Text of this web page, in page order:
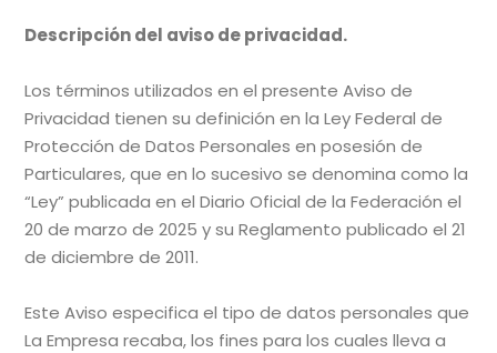
Descripción del aviso de privacidad.
Los términos utilizados en el presente Aviso de
Privacidad tienen su definición en la Ley Federal de
Protección de Datos Personales en posesión de
Particulares, que en lo sucesivo se denomina como la
“Ley” publicada en el Diario Oficial de la Federación el
20 de marzo de 2025 y su Reglamento publicado el 21
de diciembre de 2011.
Este Aviso especifica el tipo de datos personales que
La Empresa recaba, los fines para los cuales lleva a